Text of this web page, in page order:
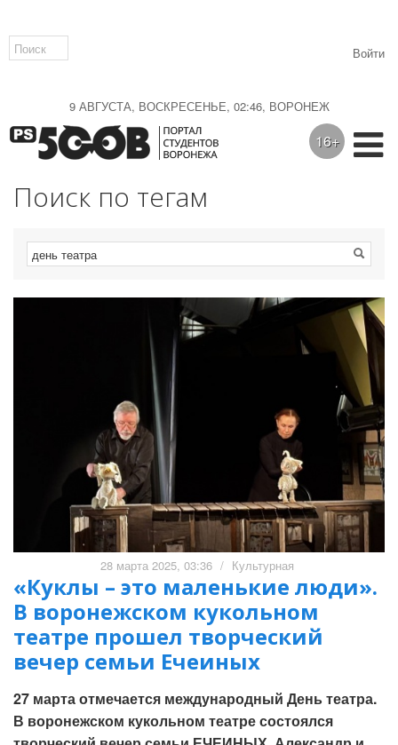
9 АВГУСТА, ВОСКРЕСЕНЬЕ, 02:46, ВОРОНЕЖ
Войти
16+
Поиск по тегам
28 марта 2025, 03:36 / Культурная
«Куклы – это маленькие люди».
В воронежском кукольном
театре прошел творческий
вечер семьи Ечеиных
27 марта отмечается международный День театра.
В воронежском кукольном театре состоялся